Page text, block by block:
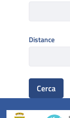
Distance